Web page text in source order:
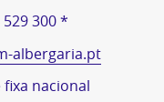
300 *
albergaria.pt
nacional